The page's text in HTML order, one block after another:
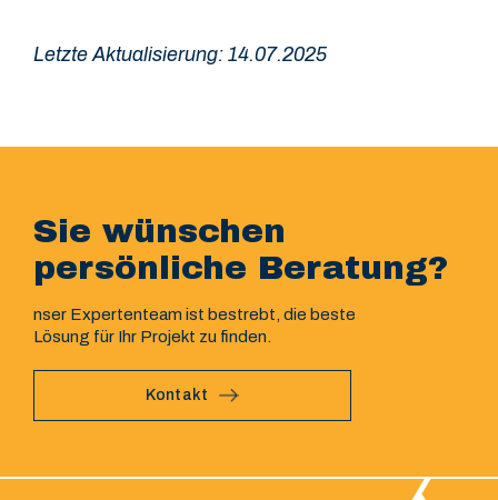
Letzte Aktualisierung: 14.07.2025
Sie wünschen
persönliche Beratung?
nser Expertenteam ist bestrebt, die beste
Lösung für Ihr Projekt zu finden.
Kontakt